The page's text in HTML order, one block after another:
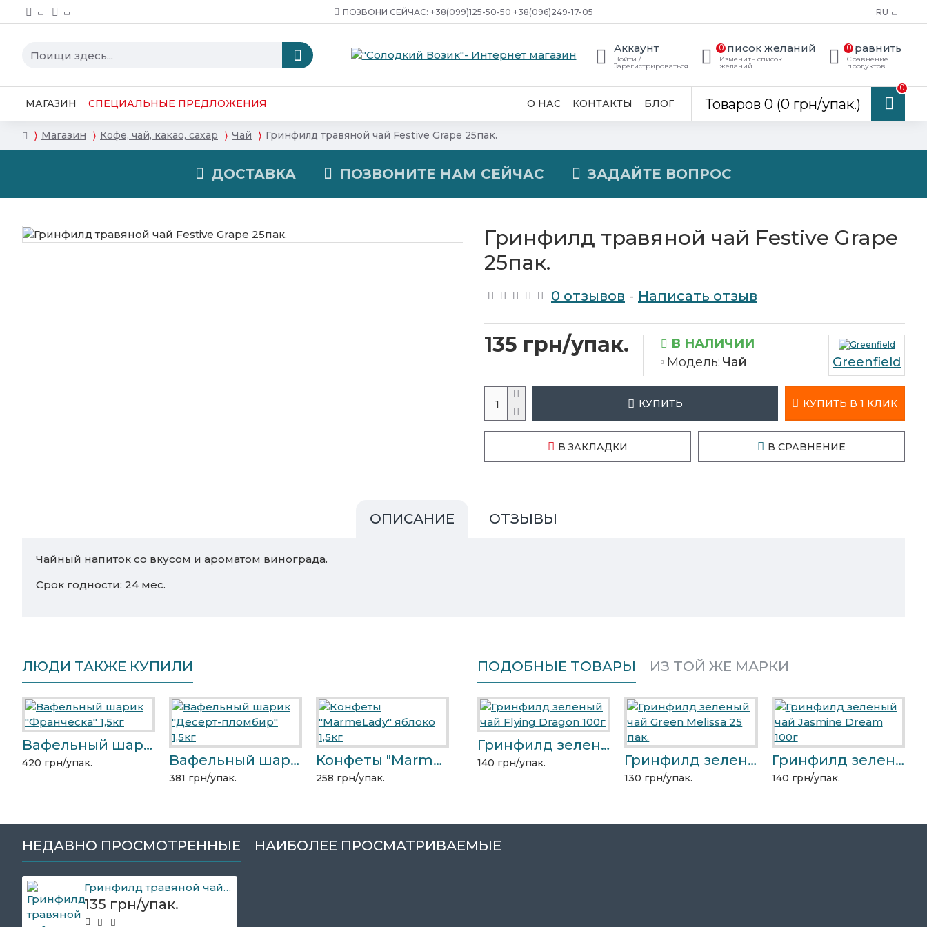
ПОЗВОНИ СЕЙЧАС: ‎+38(099)125-50-50 +38(096)249-17-05 RU
Аккаунт
Войти /
Зарегистрироваться
Список желаний
Изменить список
желаний
0 Сравнить
Сравнение
продуктов
0
МАГАЗИН СПЕЦИАЛЬНЫЕ ПРЕДЛОЖЕНИЯ О НАС КОНТАКТЫ БЛОГ Товаров 0 (0 грн/упак.)
0
Магазин Кофе, чай, какао, сахар Чай Гринфилд травяной чай Festive Grape 25пак.
ДОСТАВКА ПОЗВОНИТЕ НАМ СЕЙЧАС ЗАДАЙТЕ ВОПРОС
Гринфилд травяной чай Festive Grape
25пак.
0 отзывов - Написать отзыв
135 грн/упак.
В НАЛИЧИИ
Модель: Чай Greenfield
КУПИТЬ КУПИТЬ В 1 КЛИК
В ЗАКЛАДКИ В СРАВНЕНИЕ
ОПИСАНИЕ ОТЗЫВЫ
Чайный напиток со вкусом и ароматом винограда.
Срок годности: 24 мес.
ЛЮДИ ТАКЖЕ КУПИЛИ
Вафельный шарик "Франческа" 1,5кг
420 грн/упак. Вафельный шарик "Десерт-пломбир" 1,5кг
381 грн/упак.
Конфеты "MarmeLady" яблоко 1,5кг
258 грн/упак.
Конфеты "Marciano" карамель 1,5кг
387 грн/упак.
Бисквит кофе-капучино 2кг
436 грн/упак.
Вафельный шарик "Десерт-коньяк" 1,5кг
381 грн/упак.
ПОДОБНЫЕ ТОВАРЫ ИЗ ТОЙ ЖЕ МАРКИ
Гринфилд зеленый чай Flying Dragon 100г
140 грн/упак. Гринфилд зеленый чай Green Melissa 25 пак.
130 грн/упак.
Гринфилд зеленый чай Jasmine Dream 100г
140 грн/упак.
НЕДАВНО ПРОСМОТРЕННЫЕ НАИБОЛЕЕ ПРОСМАТРИВАЕМЫЕ
Гринфилд травяной чай Festive Grape 25пак.
135 грн/упак.